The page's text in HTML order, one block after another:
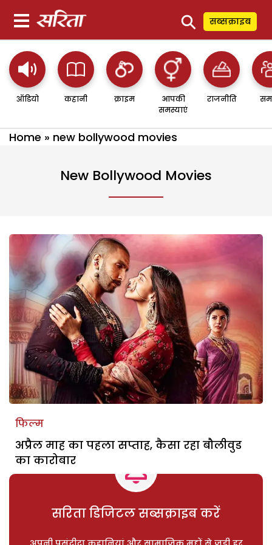
⚲ सब्सक्राइब
ऑडियो कहानी क्राइम
आपकी
समस्याएं
राजनीति
Home » new bollywood movies
New Bollywood Movies
फिल्म
अप्रैल माह का पहला सप्ताह, कैसा रहा बौलीवुड
का कारोबार
सरिता डिजिटल सब्सक्राइब करें